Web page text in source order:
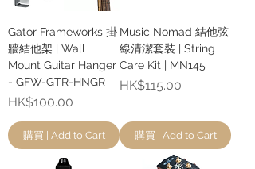
Gator Frameworks 掛
牆結他架 | Wall
Mount Guitar Hanger
- GFW-GTR-HNGR
價格
HK$100.00
購買 | Add to Cart
Music Nomad 結他弦
線清潔套裝 | String
Care Kit | MN145
價格
HK$115.00
購買 | Add to Cart